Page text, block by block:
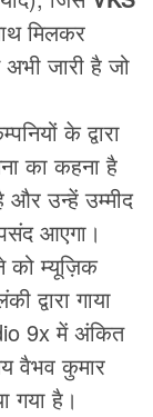
मिलकर
जारी है जो
के द्वारा
का कहना है
और उन्हें उम्मीद
आएगा।
को म्यूज़िक
द्वारा गाया
9x में अंकित
वैभव कुमार
गया है।